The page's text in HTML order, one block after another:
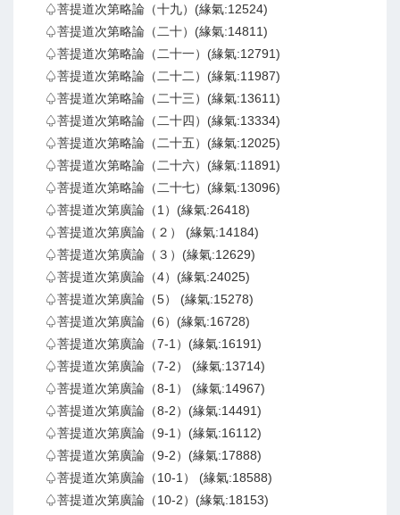
♤菩提道次第略論（十九）(緣氣:12524)
♤菩提道次第略論（二十）(緣氣:14811)
♤菩提道次第略論（二十一）(緣氣:12791)
♤菩提道次第略論（二十二）(緣氣:11987)
♤菩提道次第略論（二十三）(緣氣:13611)
♤菩提道次第略論（二十四）(緣氣:13334)
♤菩提道次第略論（二十五）(緣氣:12025)
♤菩提道次第略論（二十六）(緣氣:11891)
♤菩提道次第略論（二十七）(緣氣:13096)
♤菩提道次第廣論（1）(緣氣:26418)
♤菩提道次第廣論（２） (緣氣:14184)
♤菩提道次第廣論（３）(緣氣:12629)
♤菩提道次第廣論（4）(緣氣:24025)
♤菩提道次第廣論（5） (緣氣:15278)
♤菩提道次第廣論（6）(緣氣:16728)
♤菩提道次第廣論（7-1）(緣氣:16191)
♤菩提道次第廣論（7-2） (緣氣:13714)
♤菩提道次第廣論（8-1） (緣氣:14967)
♤菩提道次第廣論（8-2）(緣氣:14491)
♤菩提道次第廣論（9-1）(緣氣:16112)
♤菩提道次第廣論（9-2）(緣氣:17888)
♤菩提道次第廣論（10-1） (緣氣:18588)
♤菩提道次第廣論（10-2）(緣氣:18153)